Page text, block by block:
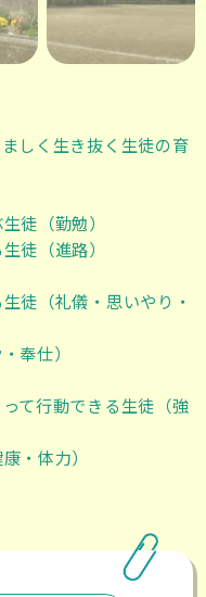
しく生き抜く生徒の育
徒（勤勉）
徒（進路）
徒（礼儀・思いやり・
奉仕）
て行動できる生徒（強
・体力）